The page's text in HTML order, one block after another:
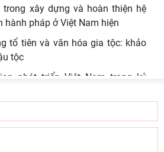
trong xây dựng và hoàn thiện hệ
hành pháp ở Việt Nam hiện
tổ tiên và văn hóa gia tộc: khảo
tộc
phát triển Việt Nam trong kỷ
chiến lược và lựa chọn
- Nôm tiếp và làm việc với GS.TS
– Phó hiệu trưởng Trường
hành động kiên quyết và bảo vệ